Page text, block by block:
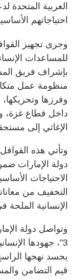
العربية المتحدة
احتياجاتهم
وجرى تجهيز
للمساعدات
بإشراف فريق
منظومة عمل
وفرزها وتحريكها،
داخل قطاع غزة،
الإغاثي إلى
وتأتي هذه القوافل
الاحتياجات
التخفيف من
الإنسانية الملحة
وتواصل دولة
3"، جهودها
يجسد نهجها
قيم التضامن